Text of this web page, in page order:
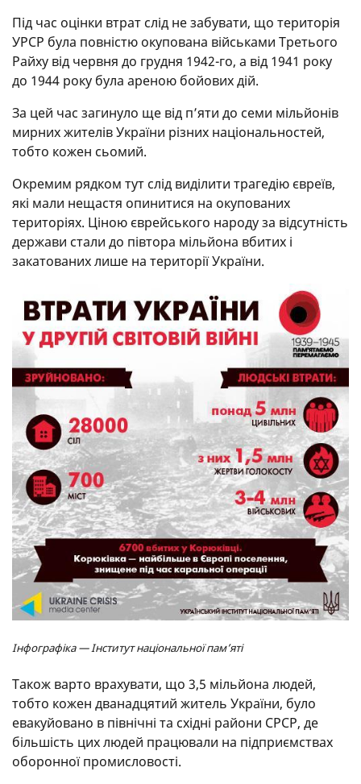
Під час оцінки втрат слід не забувати, що територія
УРСР була повністю окупована військами Третього
Райху від червня до грудня 1942-го, а від 1941 року
до 1944 року була ареною бойових дій.
За цей час загинуло ще від п’яти до семи мільйонів
мирних жителів України різних національностей,
тобто кожен сьомий.
Окремим рядком тут слід виділити трагедію євреїв,
які мали нещастя опинитися на окупованих
територіях. Ціною єврейського народу за відсутність
держави стали до півтора мільйона вбитих і
закатованих лише на території України.
Інфографіка — Інститут національної пам’яті
Також варто врахувати, що 3,5 мільйона людей,
тобто кожен дванадцятий житель України, було
евакуйовано в північні та східні райони СРСР, де
більшість цих людей працювали на підприємствах
оборонної промисловості.